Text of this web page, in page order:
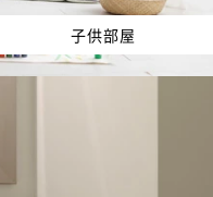
子供部屋